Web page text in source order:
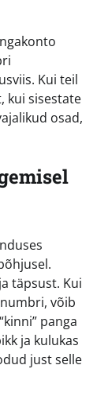
Kui teil
kui sisestate
osad,
täpsust. Kui
võib
panga
ja kulukas
just selle